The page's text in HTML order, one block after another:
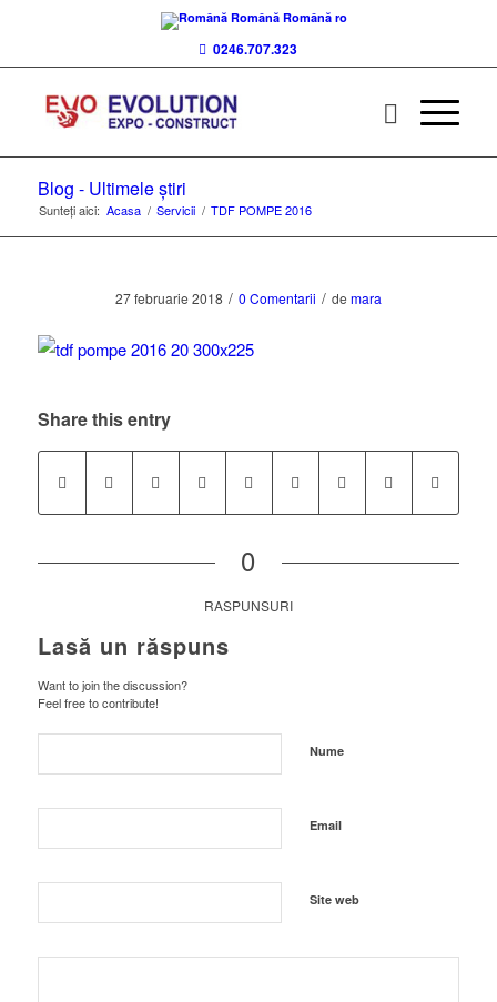
Română Română ro
0246.707.323
Blog - Ultimele știri
Sunteți aici: Acasa / Servicii / TDF POMPE 2016
27 februarie 2018 / 0 Comentarii / demara
Share this entry
0
RASPUNSURI
Lasă un răspuns
Want to join the discussion?
Feel free to contribute!
Nume
Email
Site web